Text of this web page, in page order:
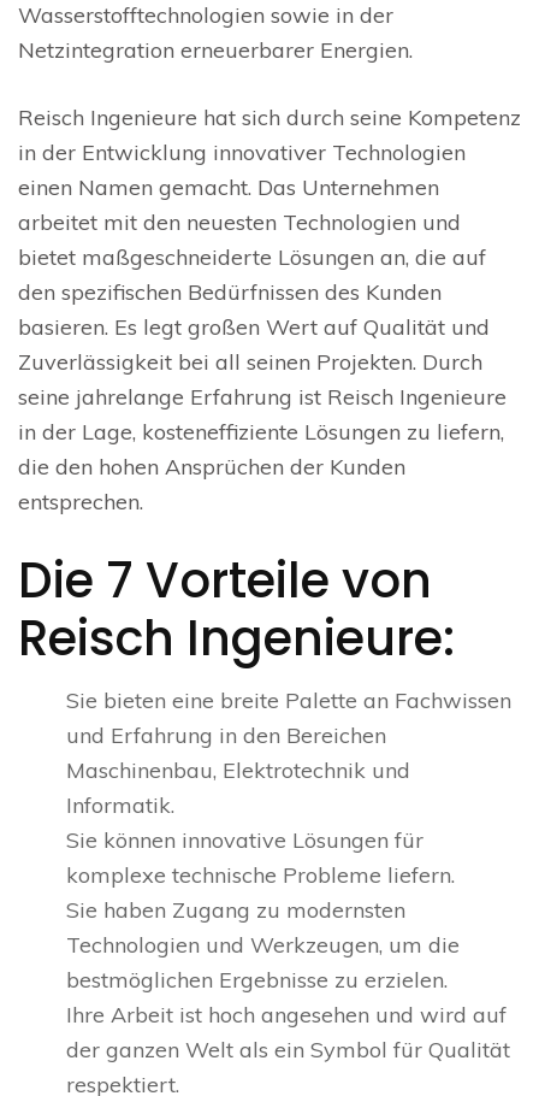
Wasserstofftechnologien sowie in der
Netzintegration erneuerbarer Energien.
Reisch Ingenieure hat sich durch seine Kompetenz
in der Entwicklung innovativer Technologien
einen Namen gemacht. Das Unternehmen
arbeitet mit den neuesten Technologien und
bietet maßgeschneiderte Lösungen an, die auf
den spezifischen Bedürfnissen des Kunden
basieren. Es legt großen Wert auf Qualität und
Zuverlässigkeit bei all seinen Projekten. Durch
seine jahrelange Erfahrung ist Reisch Ingenieure
in der Lage, kosteneffiziente Lösungen zu liefern,
die den hohen Ansprüchen der Kunden
entsprechen.
Die 7 Vorteile von
Reisch Ingenieure:
Sie bieten eine breite Palette an Fachwissen
und Erfahrung in den Bereichen
Maschinenbau, Elektrotechnik und
Informatik.
Sie können innovative Lösungen für
komplexe technische Probleme liefern.
Sie haben Zugang zu modernsten
Technologien und Werkzeugen, um die
bestmöglichen Ergebnisse zu erzielen.
Ihre Arbeit ist hoch angesehen und wird auf
der ganzen Welt als ein Symbol für Qualität
respektiert.